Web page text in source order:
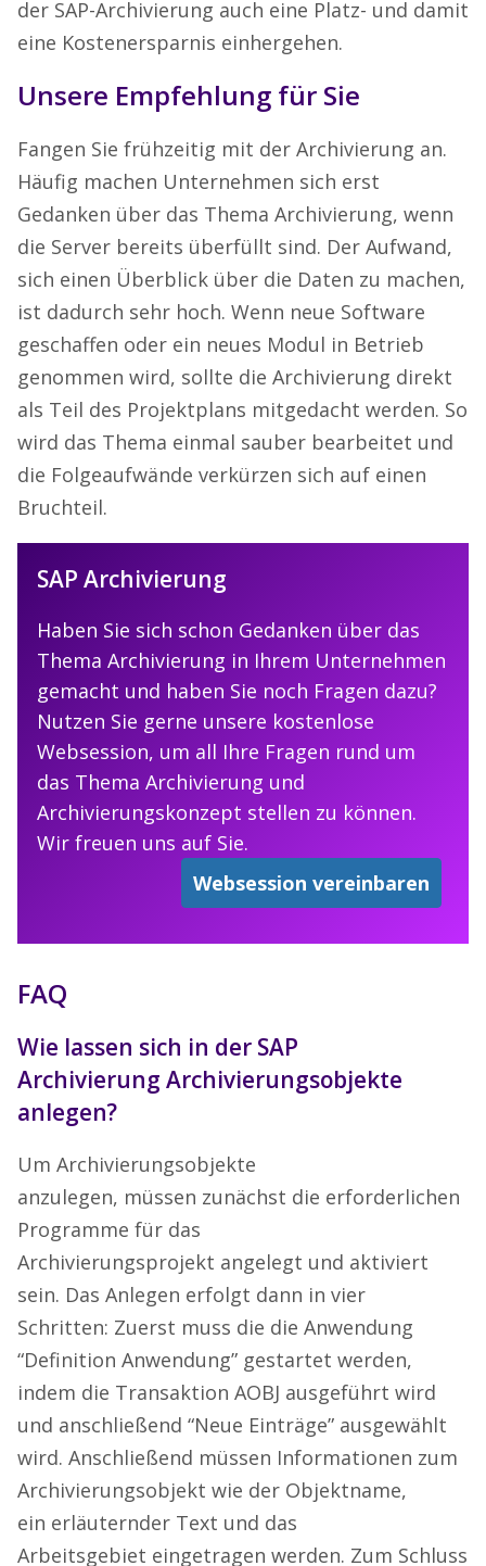
der SAP-Archivierung auch eine Platz- und damit
eine Kostenersparnis einhergehen.
Unsere Empfehlung für Sie
Fangen Sie frühzeitig mit der Archivierung an.
Häufig machen Unternehmen sich erst
Gedanken über das Thema Archivierung, wenn
die Server bereits überfüllt sind. Der Aufwand,
sich einen Überblick über die Daten zu machen,
ist dadurch sehr hoch. Wenn neue Software
geschaffen oder ein neues Modul in Betrieb
genommen wird, sollte die Archivierung direkt
als Teil des Projektplans mitgedacht werden. So
wird das Thema einmal sauber bearbeitet und
die Folgeaufwände verkürzen sich auf einen
Bruchteil.
SAP Archivierung
Haben Sie sich schon Gedanken über das
Thema Archivierung in Ihrem Unternehmen
gemacht und haben Sie noch Fragen dazu?
Nutzen Sie gerne unsere kostenlose
Websession, um all Ihre Fragen rund um
das Thema Archivierung und
Archivierungskonzept stellen zu können.
Wir freuen uns auf Sie.
Websession vereinbaren
FAQ
Wie lassen sich in der SAP
Archivierung Archivierungsobjekte
anlegen?
Um Archivierungsobjekte
anzulegen, müssen zunächst die erforderlichen
Programme für das
Archivierungsprojekt angelegt und aktiviert
sein. Das Anlegen erfolgt dann in vier
Schritten: Zuerst muss die die Anwendung
“Definition Anwendung” gestartet werden,
indem die Transaktion AOBJ ausgeführt wird
und anschließend “Neue Einträge” ausgewählt
wird. Anschließend müssen Informationen zum
Archivierungsobjekt wie der Objektname,
ein erläuternder Text und das
Arbeitsgebiet eingetragen werden. Zum Schluss